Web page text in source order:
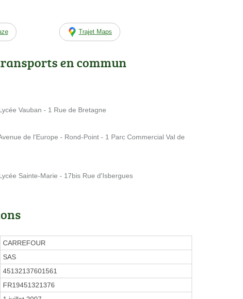
Trajet Maps
en commun
Vauban - 1 Rue de Bretagne
de l'Europe - Rond-Point - 1 Parc Commercial Val de
Sainte-Marie - 17bis Rue d'Isbergues
CARREFOUR
SAS
45132137601561
FR19451321376